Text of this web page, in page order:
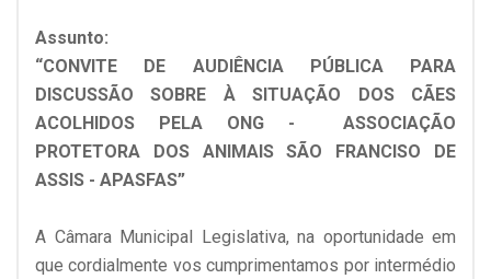
Assunto:
“CONVITE DE AUDIÊNCIA PÚBLICA PARA
DISCUSSÃO SOBRE À SITUAÇÃO DOS CÃES
ACOLHIDOS PELA ONG - ASSOCIAÇÃO
PROTETORA DOS ANIMAIS SÃO FRANCISO DE
ASSIS - APASFAS”
A Câmara Municipal Legislativa, na oportunidade em
que cordialmente vos cumprimentamos por intermédio